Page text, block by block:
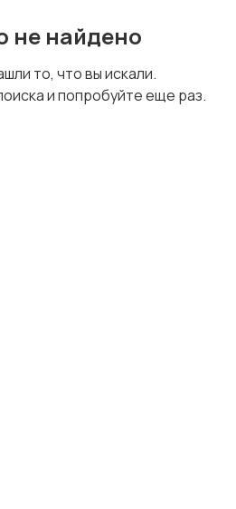
не найдено
то, что вы искали.
и попробуйте еще раз.